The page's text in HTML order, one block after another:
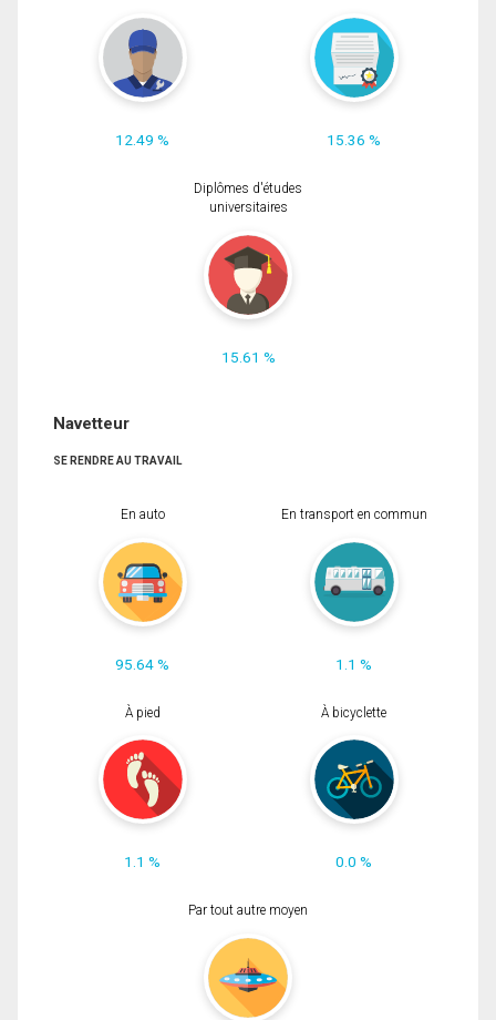
12.49 % 15.36 %
Diplômes d'études
universitaires
15.61 %
Navetteur
SE RENDRE AU TRAVAIL
En auto
95.64 %
En transport en commun
1.1 %
À pied
1.1 %
À bicyclette
0.0 %
Par tout autre moyen